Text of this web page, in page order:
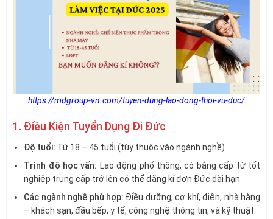
https://mdgroup-vn.com/tuyen-dung-lao-dong-thoi-vu-duc/
1. Điều Kiện Tuyển Dụng Đi Đức
Độ tuổi: Từ 18 – 45 tuổi (tùy thuộc vào ngành nghề).
Trình độ học vấn: Lao động phổ thông, có bằng cấp từ tốt
nghiệp trung cấp trở lên có thể đăng kí đơn Đức dài hạn
Các ngành nghề phù hợp: Điều dưỡng, cơ khí, điện, nhà hàng
– khách sạn, đầu bếp, y tế, công nghệ thông tin, và kỹ thuật.